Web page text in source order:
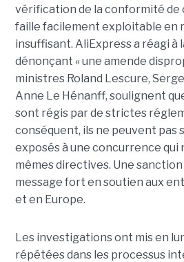
vérification de la conformité de
faille facilement exploitable en
insuffisant. AliExpress a réagi à
dénonçant « une amende
ministres Roland Lescure,
Anne Le Hénanff, soulignent
sont régis par de strictes
conséquent, ils ne peuvent
exposés à une concurrence qui
mêmes directives. Une
message fort en soutien aux
et en Europe.
Les investigations ont mis en
répétées dans les processus